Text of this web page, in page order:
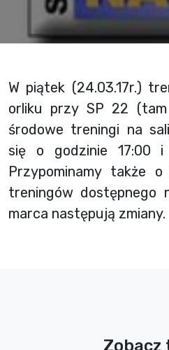
W piątek (24.03.17r.)
orliku przy SP 22
środowe treningi na
się o godzinie 17:00
Przypominamy także
treningów dostępnego
marca następują zmiany.
Zobacz